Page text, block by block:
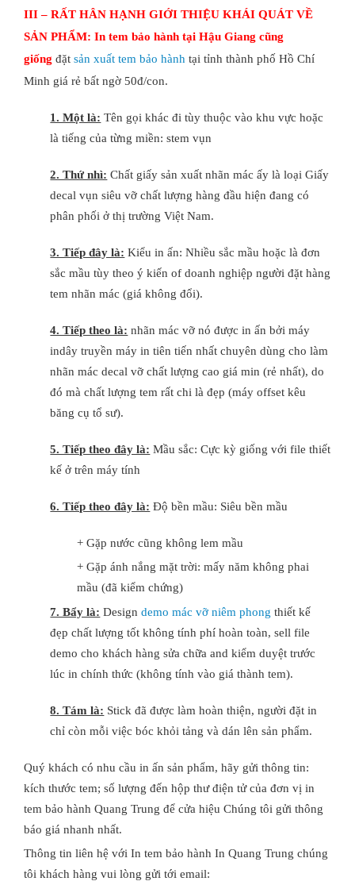
III – RẤT HÂN HẠNH GIỚI THIỆU KHÁI QUÁT VỀ
SẢN PHẨM: ​In tem bảo hành tại Hậu Giang cũng
giống đặt sản xuất tem bảo hành tại tỉnh thành phố Hồ Chí
Minh giá rẻ bất ngờ 50đ/con.
1. Một là: Tên gọi khác đi tùy thuộc vào khu vực hoặc
là tiếng của từng miền: stem vụn
2. Thứ nhì: Chất giấy sản xuất nhãn mác ấy là loại Giấy
decal vụn siêu vỡ chất lượng hàng đầu hiện đang có
phân phối ở thị trường Việt Nam.
3. Tiếp đây là: Kiểu in ấn: Nhiều sắc mầu hoặc là đơn
sắc mầu tùy theo ý kiến of doanh nghiệp người đặt hàng
tem nhãn mác (giá không đổi).
4. Tiếp theo là: nhãn mác vỡ nó được in ấn bởi máy
indây truyền máy in tiên tiến nhất chuyên dùng cho làm
nhãn mác decal vỡ chất lượng cao giá min (rẻ nhất), do
đó mà chất lượng tem rất chi là đẹp (máy offset kêu
băng cụ tổ sư).
5. Tiếp theo đây là: Mầu sắc: Cực kỳ giống với file thiết
kế ở trên máy tính
6. Tiếp theo đây là: Độ bền mầu: Siêu bền mầu
+ Gặp nước cũng không lem mầu
+ Gặp ánh nắng mặt trời: mấy năm không phai
mầu (đã kiểm chứng)
7. Bẩy là: Designdemo mác vỡ niêm phong thiết kế
đẹp chất lượng tốt không tính phí hoàn toàn, sell file
demo cho khách hàng sửa chữa and kiểm duyệt trước
lúc in chính thức (không tính vào giá thành tem).
8. Tám là: Stick đã được làm hoàn thiện, người đặt in
chỉ còn mỗi việc bóc khỏi tảng và dán lên sản phẩm.
Quý khách có nhu cầu in ấn sản phẩm, hãy gửi thông tin:
kích thước tem; số lượng đến hộp thư điện tử của đơn vị in
tem bảo hành Quang Trung để cửa hiệu Chúng tôi gửi thông
báo giá nhanh nhất.
Thông tin liên hệ với In tem bảo hành In Quang Trung chúng
tôi khách hàng vui lòng gửi tới email: